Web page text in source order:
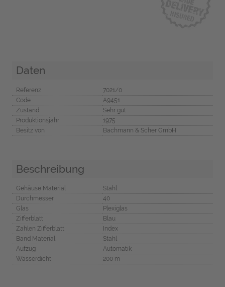
Daten
Referenz
7021/0
Code
A9451
Zustand
Sehr gut
Produktionsjahr
1975
Besitz von
Bachmann & Scher GmbH
Beschreibung
Gehäuse Material
Stahl
Durchmesser
40
Glas
Plexiglas
Zifferblatt
Blau
Zahlen Zifferblatt
Index
Band Material
Stahl
Aufzug
Automatik
Wasserdicht
200 m